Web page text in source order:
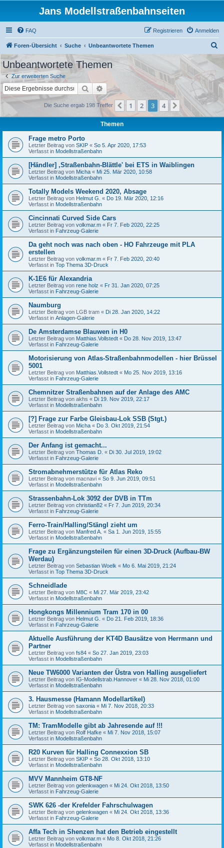
Jans Modellstraßenbahnseiten
FAQ Anmelden
Registrieren
Foren-Übersicht Suche Unbeantwortete Themen
c
h
Unbeantwortete Themen
Zur erweiterten Suche
Suche Erweiterte Suche
Die Suche ergab 198 Treffer Vorherige
1 2 3 4 Nächste
Themen
Frage metro Porto
Letzter Beitrag von SKIP « So 5. Apr 2020, 17:53
Verfasst in Modellstraßenbahn
[Händler] ,Straßenbahn-Blättle' bei ETS in Waiblingen
Letzter Beitrag von Micha « Mi 25. Mär 2020, 10:58
Verfasst in Modellstraßenbahn
Totally Models Weekend 2020, Absage
Letzter Beitrag von Helmut G. « Do 19. Mär 2020, 12:16
Verfasst in Modellstraßenbahn
Cincinnati Curved Side Cars
Letzter Beitrag von volkmar.m « Fr 7. Feb 2020, 22:25
Verfasst in Fahrzeug-Galerie
Da geht noch was nach oben - HO Fahrzeuge mit PLA
erstellen
Letzter Beitrag von volkmar.m « Fr 7. Feb 2020, 20:40
Verfasst in Top Thema 3D-Druck
K-1E6 für Alexandria
Letzter Beitrag von rene holz « Fr 31. Jan 2020, 07:25
Verfasst in Fahrzeug-Galerie
Naumburg
Letzter Beitrag von LGB tram « Di 28. Jan 2020, 14:22
Verfasst in Anlagen-Galerie
De Amsterdamse Blauwen in H0
Letzter Beitrag von Matthias.Vollstedt « Do 28. Nov 2019, 13:47
Verfasst in Fahrzeug-Galerie
Motorisierung von Atlas-Straßenbahnmodellen - hier Brüssel
5001
Letzter Beitrag von Matthias.Vollstedt « Mo 25. Nov 2019, 13:16
Verfasst in Fahrzeug-Galerie
Chemnitzer Straßenbahnen auf der Anlage des AMC
Letzter Beitrag von akhs « Di 19. Nov 2019, 22:17
Verfasst in Modellstraßenbahn
[?] Frage zur Farbe Gleisbau-Lok SSB (Stgt.)
Letzter Beitrag von Micha « Do 3. Okt 2019, 21:54
Verfasst in Modellstraßenbahn
Der Anfang ist gemacht...
Letzter Beitrag von Thomas D. « Di 30. Jul 2019, 19:02
Verfasst in Fahrzeug-Galerie
Stromabnehmerstütze für Atlas Reko
Letzter Beitrag von macnavi « So 9. Jun 2019, 09:51
Verfasst in Modellstraßenbahn
Strassenbahn-Lok 3092 der DVB in TTm
Letzter Beitrag von christian82 « Fr 7. Jun 2019, 20:34
Verfasst in Fahrzeug-Galerie
Ferro-Train/Halling/Stängl zieht um
Letzter Beitrag von Manfred A. « Sa 1. Jun 2019, 15:55
Verfasst in Modellstraßenbahn
Frage zu Ergänzungsteilen für einen 3D-Druck (Aufbau-BW
Werdau)
Letzter Beitrag von Sebastian Woelk « Mo 6. Mai 2019, 21:24
Verfasst in Top Thema 3D-Druck
Schneidlade
Letzter Beitrag von M8C « Mi 27. Mär 2019, 23:42
Verfasst in Modellstraßenbahn
Hongkongs Millennium Tram 170 in 00
Letzter Beitrag von Helmut G. « Do 21. Feb 2019, 18:36
Verfasst in Fahrzeug-Galerie
Aktuelle Ausführung der KT4D Bausätze von Herrmann und
Partner
Letzter Beitrag von fs84 « So 27. Jan 2019, 23:03
Verfasst in Modellstraßenbahn
Neue TW6000 Varianten der Üstra von Halling ausgeliefert
Letzter Beitrag von IG-Modellstrab.Hannover « Mi 28. Nov 2018, 01:00
Verfasst in Modellstraßenbahn
3. Hausmesse (Hamann Modellartikel)
Letzter Beitrag von saxonia « Mi 7. Nov 2018, 20:33
Verfasst in Modellstraßenbahn
TM: TramModelle gibt ab Jahresende auf !!!
Letzter Beitrag von Rolf Hafke « Mi 7. Nov 2018, 15:07
Verfasst in Modellstraßenbahn
R20 Kurven für Halling Connexxion SB
Letzter Beitrag von SKIP « So 28. Okt 2018, 13:10
Verfasst in Modellstraßenbahn
MVV Mannheim GT8-NF
Letzter Beitrag von gelenkwagen « Mi 24. Okt 2018, 13:50
Verfasst in Fahrzeug-Galerie
SWK 626 -der Krefelder Fahrschulwagen
Letzter Beitrag von gelenkwagen « Mi 24. Okt 2018, 13:36
Verfasst in Fahrzeug-Galerie
Affa Tech in Shenzen hat den Betrieb eingestellt
Letzter Beitrag von volkmar.m « Mo 8. Okt 2018, 21:26
Verfasst in Modellstraßenbahn